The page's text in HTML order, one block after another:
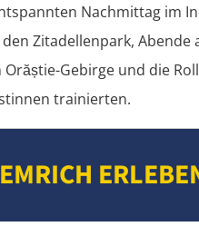
Nachmittag im
Zitadellenpark,
Gebirge und die
trainierten.